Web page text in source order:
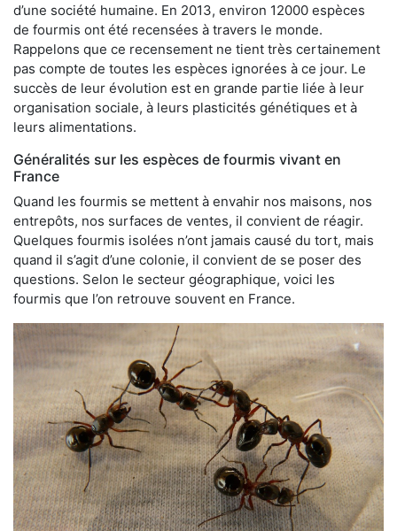
d’une société humaine. En 2013, environ 12000 espèces
de fourmis ont été recensées à travers le monde.
Rappelons que ce recensement ne tient très certainement
pas compte de toutes les espèces ignorées à ce jour. Le
succès de leur évolution est en grande partie liée à leur
organisation sociale, à leurs plasticités génétiques et à
leurs alimentations.
Généralités sur les espèces de fourmis vivant en
France
Quand les fourmis se mettent à envahir nos maisons, nos
entrepôts, nos surfaces de ventes, il convient de réagir.
Quelques fourmis isolées n’ont jamais causé du tort, mais
quand il s’agit d’une colonie, il convient de se poser des
questions. Selon le secteur géographique, voici les
fourmis que l’on retrouve souvent en France.